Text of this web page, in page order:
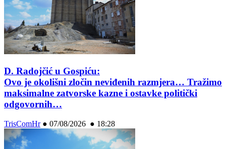
D. Radojčić u Gospiću:
Ovo je okolišni zločin neviđenih razmjera… Tražimo
maksimalne zatvorske kazne i ostavke politički
odgovornih…
TrisComHr● 07/08/2026 ● 18:28